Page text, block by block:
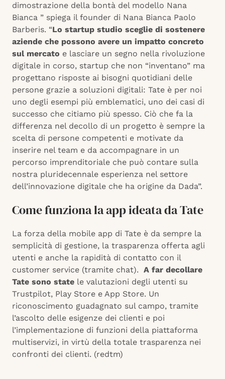
dimostrazione della bontà del modello Nana
Bianca ” spiega il founder di Nana Bianca Paolo
Barberis. “Lo startup studio sceglie di sostenere
aziende che possono avere un impatto concreto
sul mercato e lasciare un segno nella rivoluzione
digitale in corso, startup che non “inventano” ma
progettano risposte ai bisogni quotidiani delle
persone grazie a soluzioni digitali: Tate è per noi
uno degli esempi più emblematici, uno dei casi di
successo che citiamo più spesso. Ciò che fa la
differenza nel decollo di un progetto è sempre la
scelta di persone competenti e motivate da
inserire nel team e da accompagnare in un
percorso imprenditoriale che può contare sulla
nostra pluridecennale esperienza nel settore
dell’innovazione digitale che ha origine da Dada”.
Come funziona la app ideata da Tate
La forza della mobile app di Tate è da sempre la
semplicità di gestione, la trasparenza offerta agli
utenti e anche la rapidità di contatto con il
customer service (tramite chat). A far decollare
Tate sono state le valutazioni degli utenti su
Trustpilot, Play Store e App Store. Un
riconoscimento guadagnato sul campo, tramite
l’ascolto delle esigenze dei clienti e poi
l’implementazione di funzioni della piattaforma
multiservizi, in virtù della totale trasparenza nei
confronti dei clienti. (redtm)